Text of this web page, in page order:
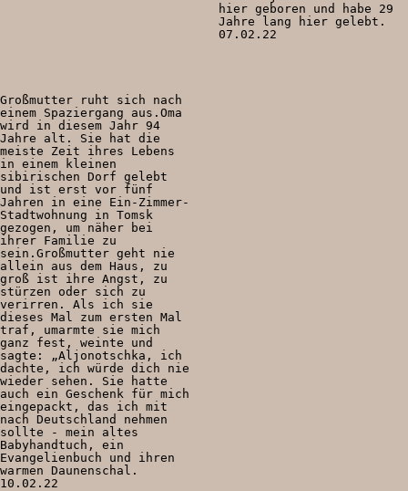
Großmutter ruht sich nach
einem Spaziergang aus.Oma
wird in diesem Jahr 94
Jahre alt. Sie hat die
meiste Zeit ihres Lebens
in einem kleinen
sibirischen Dorf gelebt
und ist erst vor fünf
Jahren in eine Ein-Zimmer-
Stadtwohnung in Tomsk
gezogen, um näher bei
ihrer Familie zu
sein.Großmutter geht nie
allein aus dem Haus, zu
groß ist ihre Angst, zu
stürzen oder sich zu
verirren. Als ich sie
dieses Mal zum ersten Mal
traf, umarmte sie mich
ganz fest, weinte und
sagte: „Aljonotschka, ich
dachte, ich würde dich nie
wieder sehen. Sie hatte
auch ein Geschenk für mich
eingepackt, das ich mit
nach Deutschland nehmen
sollte - mein altes
Babyhandtuch, ein
Evangelienbuch und ihren
warmen Daunenschal.
10.02.22
hier geboren und habe 29
Jahre lang hier gelebt.
07.02.22